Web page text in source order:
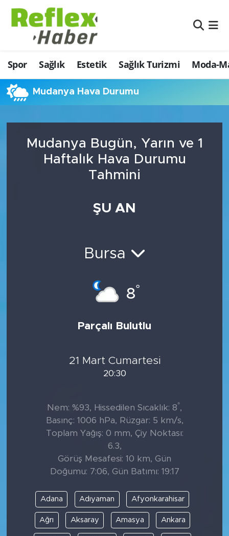
Spor Sağlık Estetik Sağlık Turizmi Moda-
Mudanya Hava Durumu
Mudanya Bugün, Yarın ve 1
Haftalık Hava Durumu
Tahmini
ŞU AN
Bursa
8°
Parçalı Bulutlu
21 Mart Cumartesi
20:30
Nem: %93, Hissedilen Sıcaklık: 8°,
Basınç: 1006 hPa, Rüzgar: 5 km/s,
Toplam Yağış: 0 mm, Çiy Noktası:
6.3,
Görüş Mesafesi: 10 km, Gün
Doğumu: 7:06, Gün Batımı: 19:17
Adana Adıyaman Afyonkarahisar
Ağrı Aksaray Amasya Ankara
Eğitim
Estetik
Firmalardan
İş ve Ekonomi
Moda-Magazin-Eğlence
Nöbetçi Eczaneler
Hava Durumu
Namaz Vakitleri
Şampiyonlar Ligi Puan Durumu ve Fikstür
Tüm Manşetler